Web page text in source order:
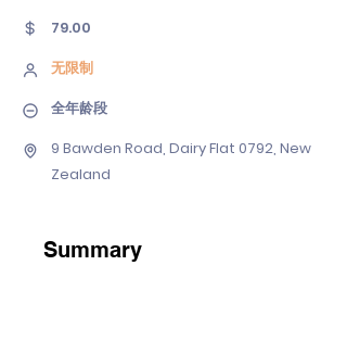
79.00
无限制
全年龄段
9 Bawden Road, Dairy Flat 0792, New
Zealand
Summary